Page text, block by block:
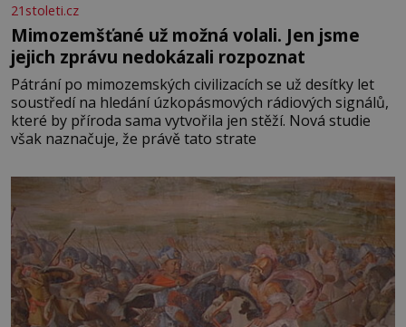
21stoleti.cz
Mimozemšťané už možná volali. Jen jsme
jejich zprávu nedokázali rozpoznat
Pátrání po mimozemských civilizacích se už desítky let
soustředí na hledání úzkopásmových rádiových signálů,
které by příroda sama vytvořila jen stěží. Nová studie
však naznačuje, že právě tato strate